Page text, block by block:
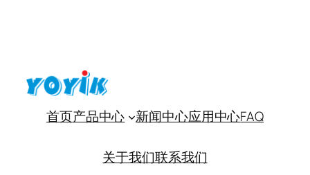
首页产品中心 新闻中心应用中心FAQ
关于我们联系我们